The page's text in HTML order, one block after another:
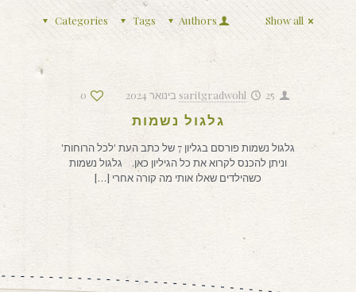
Categories Tags Authors Show all
saritgradwohl 25 בינואר 2024 0
גלגול נשמות
גלגול נשמות פורסם בגליון 7 של כתב העת 'לכל הרוחות'
וניתן להכנס לקרוא את כל הגיליון כאן. גלגול נשמות
כשהילדים שאלו אותי מה קורה אחרי […]